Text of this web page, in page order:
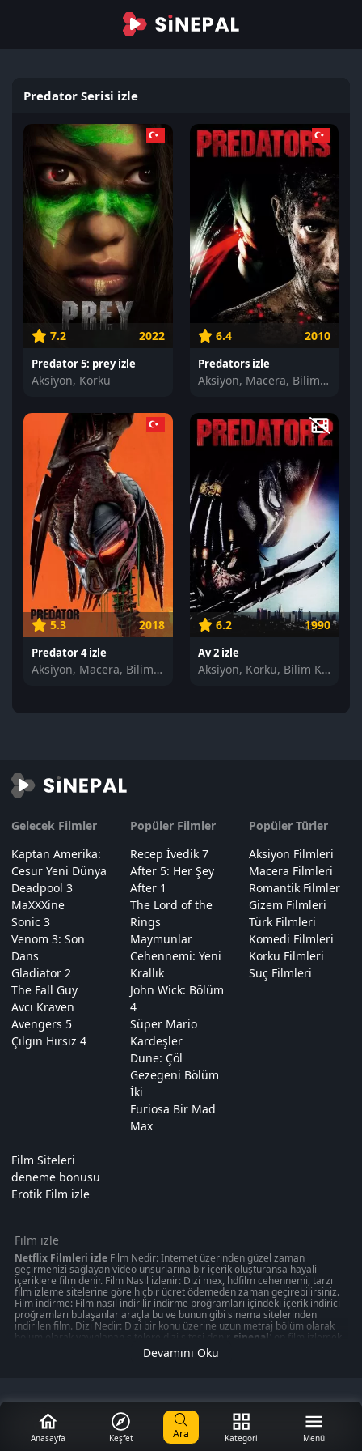
Predator Serisi izle
7.2 2022
Predator 5: prey izle
Aksiyon, Korku
6.4 2010
Predators izle
Aksiyon, Macera, Bilim Kurgu
5.3 2018
Predator 4 izle
Aksiyon, Macera, Bilim Kurgu
6.2 1990
Av 2 izle
Aksiyon, Korku, Bilim Kurgu
Gelecek Filmler
Kaptan Amerika:
Cesur Yeni Dünya
Deadpool 3
MaXXXine
Sonic 3
Venom 3: Son
Dans
Gladiator 2
The Fall Guy
Avcı Kraven
Avengers 5
Çılgın Hırsız 4
Popüler Filmler
Recep İvedik 7
After 5: Her Şey
After 1
The Lord of the
Rings
Maymunlar
Cehennemi: Yeni
Krallık
John Wick: Bölüm
4
Süper Mario
Kardeşler
Dune: Çöl
Gezegeni Bölüm
İki
Furiosa Bir Mad
Max
Popüler Türler
Aksiyon Filmleri
Macera Filmleri
Romantik Filmler
Gizem Filmleri
Türk Filmleri
Komedi Filmleri
Korku Filmleri
Suç Filmleri
Film Siteleri
deneme bonusu
Erotik Film izle
Film izle
Netflix Filmleri izleFilm Nedir: İnternet üzerinden güzel zaman
geçirmenizi sağlayan video unsurlarına bir içerik oluşturansa hayali
içeriklere film denir. Film Nasıl izlenir: Dizi mex, hdfilm cehennemi, tarzı
film izleme sitelerine göre hiçbir ücret ödemeden zaman geçirebilirsiniz.
Film indirme: Film nasıl indirilir indirme proğramları içindeki içerik indirici
proğramları bulaşanlar araçla bu ve bunun gibi sinema sitelerinden
indirilen film. Dizi Nedir: Dizi bir konu üzerine uzun metraj bölüm olarak
bölüm olarak yayınlanan sitelere dizi sitesi denir. sinepal' on film izlemek
50 kategoride " türkçeyle ilgili olabilecek 1080p kalitede aksiyon, macera
oyunu izmek can verebilir. Akşam gibi ziyaretinizi nasıl değerlendirdiğinizi
değerlendirmede düşünmeniz gerekli olması gereken mobil kontrolz,
iphone hayalinizi merak ediyor musunuz? keyfi seyredebilirsiniz.
Sinema, modern toplumun ayrılmaz bir parçası haline gelmiş inanılmaz bir
Devamını Oku
Anasayfa Keşfet Ara Kategori Menü